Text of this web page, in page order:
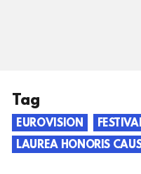
Tag
EUROVISION
LAUREA HONORIS